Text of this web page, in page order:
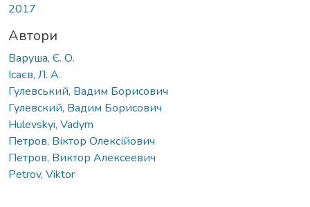
2017
Автори
Варуша, Є. О.
Ісаєв, Л. А.
Гулевський, Вадим Борисович
Гулевский, Вадим Борисович
Hulevskyi, Vadym
Петров, Віктор Олексійович
Петров, Виктор Алексеевич
Petrov, Viktor